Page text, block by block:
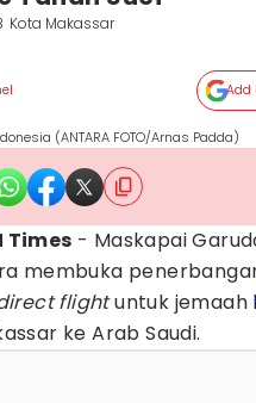
Kota Makassar
Add
(ANTARA FOTO/Arnas Padda)
Times - Maskapai
membuka
flightuntuk jemaah
ke Arab Saudi.